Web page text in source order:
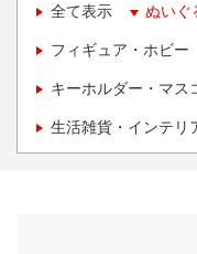
全て表示 ぬいぐ
フィギュア・ホビー
キーホルダー・マス
生活雑貨・インテリ